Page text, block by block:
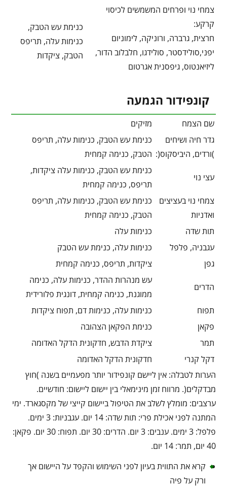
צמחי נוי ופרחים המשמשים לכיסוי
קרקע:
חרצית, גרברה, ורוניקה, לימוניום
יפני,סולידסטר, סולידגו, חלבלוב הדור,
ליזיאנטוס, גיפסנית אגרטום
כנימת עש הטבק,
כנימות עלה, תריפס
הטבק, ציקדות
קונפידור הגמעה
שם הצמח
מזיקים
גדר חיה ושיחים
)ורדים, היביסקוס(:
כנימת עש הטבק, כנימות עלה, תריפס
הטבק, כנימה קמחית
עצי נוי
כנימת עש הטבק, כנימות עלה ציקדות,
תריפס, כנימה קמחית
צמחי נוי בעציצים
ואדניות
כנימת עש הטבק, כנימות עלה, תריפס
הטבק, כנימה קמחית
תות שדה
כנימות עלה
עגבניה, פלפל
כנימות עלה, כנימת עש הטבק
גפן
ציקדות, תריפס, כנימה קמחית
הדרים
עש מנהרות ההדר, כנימות עלה, כנימה
ממוגנת, כנימה קמחית, דונגית פלורידית
תפוח
כנימות עלה, כנימות דם, תפוח ציקדות
פקאן
כנימת הפקאן הצהובה
תמר
ציקדת הדבש, חדקונית הדקל האדומה
דקל קנרי
חדקונית הדקל האדומה
הערות לטבלה: אין ליישם קונפידור יותר מפעמיים בשנה )חוץ
מבדקלים(. מרווח זמן מינימאלי בין יישום ליישום: חודשיים.
ערצבים: מומלץ לשלב את הטיפול ביישום קייצי של מקסגארד. ימי
המתנה לפני אכילת פרי: תות שדה: 14 יום. עגבניות: 3 ימים.
פלפל: 3 ימים. ענבים: 3 יום. הדרים: 30 יום. תפוח: 30 יום. פקאן:
40 יום, תמר: 14 יום.
קרא את התווית בעיון לפני השימוש והקפד על היישום אך
ורק על פיה